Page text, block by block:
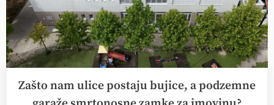
ugodnog
života”
Zašto nam ulice postaju bujice, a podzemne